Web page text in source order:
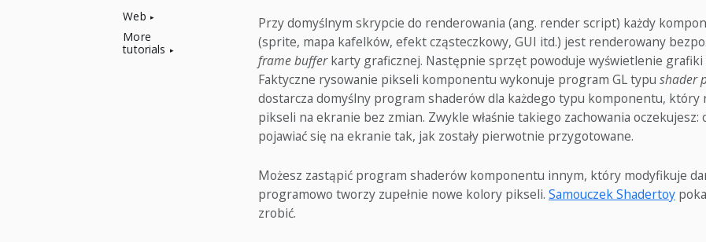
Web
More
tutorials
Przy domyślnym skrypcie do renderowania (ang. render script) każdy
(sprite, mapa kafelków, efekt cząsteczkowy, GUI itd.) jest renderowany
frame bufferkarty graficznej. Następnie sprzęt powoduje wyświetlenie grafiki
Faktyczne rysowanie pikseli komponentu wykonuje program GL typu shader
dostarcza domyślny program shaderów dla każdego typu komponentu, który
pikseli na ekranie bez zmian. Zwykle właśnie takiego zachowania
pojawiać się na ekranie tak, jak zostały pierwotnie przygotowane.
Możesz zastąpić program shaderów komponentu innym, który modyfikuje
programowo tworzy zupełnie nowe kolory pikseli. Samouczek Shadertoy
zrobić.